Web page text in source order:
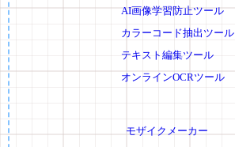
AI画像学習防止ツール
カラーコード抽出ツール
テキスト編集ツール
オンラインOCRツール
モザイクメーカー